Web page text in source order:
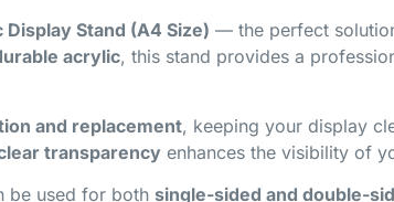
Stand (A4 Size) — the perfect
acrylic, this stand provides a
and replacement, keeping your display
transparency enhances the visibility of
be used for both single-sided and double-